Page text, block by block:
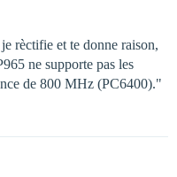
rèctifie et te donne raison,
ne supporte pas les
de 800 MHz (PC6400)."